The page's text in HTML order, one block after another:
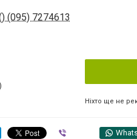
(095) 7274613
Ніхто ще не